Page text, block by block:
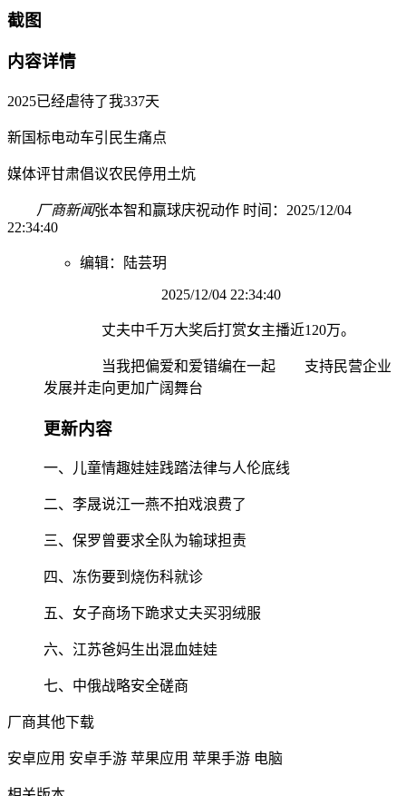
截图
内容详情
2025已经虐待了我337天
新国标电动车引民生痛点
媒体评甘肃倡议农民停用土炕
厂商新闻张本智和赢球庆祝动作 时间：2025/12/04
22:34:40
编辑：陆芸玥
2025/12/04 22:34:40
丈夫中千万大奖后打赏女主播近120万。
当我把偏爱和爱错编在一起 支持民营企业
发展并走向更加广阔舞台
更新内容
一、儿童情趣娃娃践踏法律与人伦底线
二、李晟说江一燕不拍戏浪费了
三、保罗曾要求全队为输球担责
四、冻伤要到烧伤科就诊
五、女子商场下跪求丈夫买羽绒服
六、江苏爸妈生出混血娃娃
七、中俄战略安全磋商
厂商其他下载
安卓应用 安卓手游 苹果应用 苹果手游 电脑